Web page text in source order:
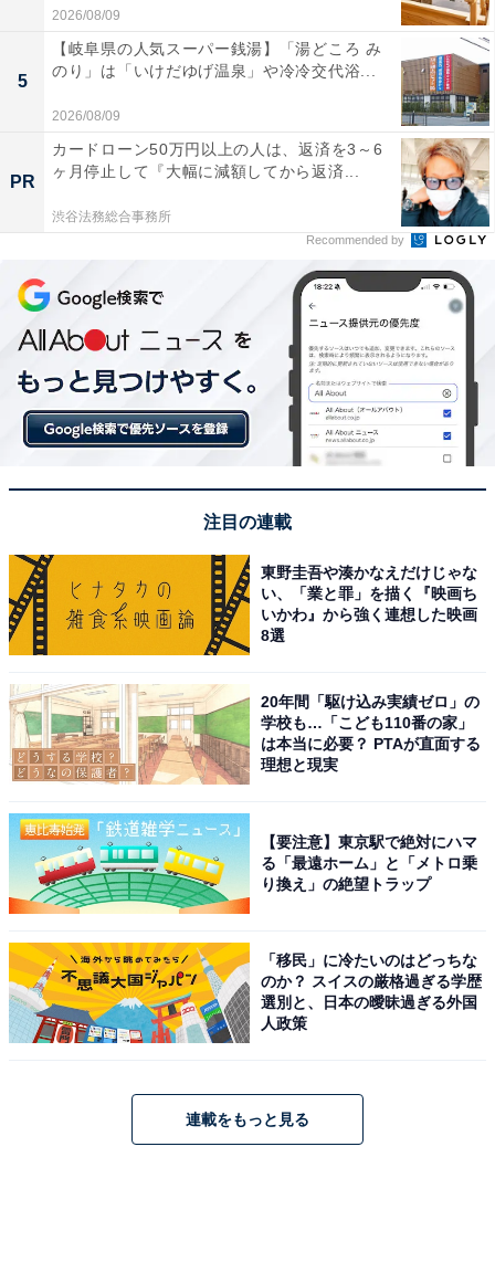
2026/08/09
5
【岐阜県の人気スーパー銭湯】「湯どころ み
のり」は「いけだゆげ温泉」や冷冷交代浴...
2026/08/09
PR
カードローン50万円以上の人は、返済を3～6
ヶ月停止して『大幅に減額してから返済...
渋谷法務総合事務所
Recommended by
注目の連載
東野圭吾や湊かなえだけじゃな
い、「業と罪」を描く『映画ち
いかわ』から強く連想した映画
8選
20年間「駆け込み実績ゼロ」の
学校も…「こども110番の家」
は本当に必要？ PTAが直面する
理想と現実
【要注意】東京駅で絶対にハマ
る「最遠ホーム」と「メトロ乗
り換え」の絶望トラップ
「移民」に冷たいのはどっちな
のか？ スイスの厳格過ぎる学歴
選別と、日本の曖昧過ぎる外国
人政策
連載をもっと見る